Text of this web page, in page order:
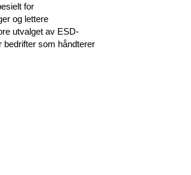
for
og lettere
utvalget av ESD-
bedrifter som håndterer